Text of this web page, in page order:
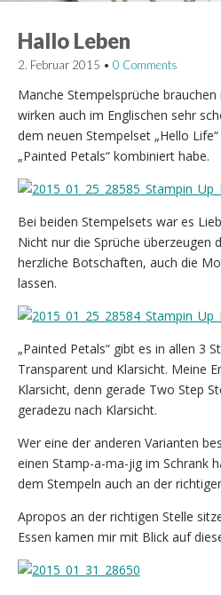
Hallo Leben
2. Februar 2015 • 0 Comments
Manche Stempelsprüche
wirken auch im Englischen sehr
dem neuen Stempelset „Hello
„Painted Petals“ kombiniert habe.
Bei beiden Stempelsets war es
Nicht nur die Sprüche überzeugen
herzliche Botschaften, auch die
lassen.
„Painted Petals“ gibt es in allen 3
Transparent und Klarsicht. Meine
Klarsicht, denn gerade Two Step
geradezu nach Klarsicht.
Wer eine der anderen Varianten
einen Stamp-a-ma-jig im Schrank
dem Stempeln auch an der
Apropos an der richtigen Stelle
Essen kamen mir mit Blick auf